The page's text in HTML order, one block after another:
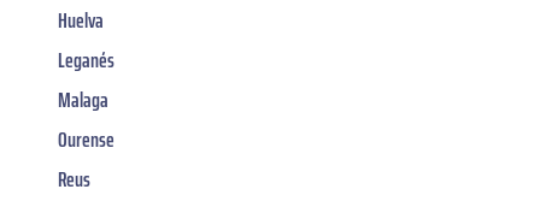
Huelva
Leganés
Malaga
Ourense
Reus